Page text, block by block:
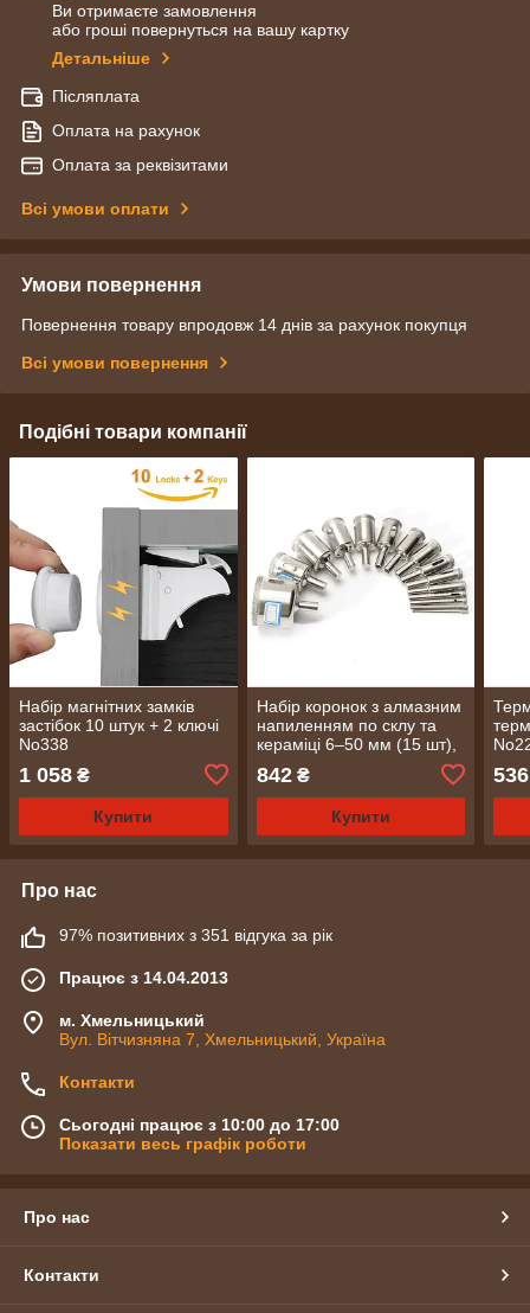
Ви отримаєте замовлення
або гроші повернуться на вашу картку
Детальніше
Післяплата
Оплата на рахунок
Оплата за реквізитами
Всі умови оплати
Умови повернення
Повернення товару впродовж 14 днів за рахунок покупця
Всі умови повернення
Подібні товари компанії
Набір магнітних замків
застібок 10 штук + 2 ключі
No338
1 058 ₴
Купити
Набір коронок з алмазним
напиленням по склу та
кераміці 6–50 мм (15 шт),
керамограніту (1006)
842₴
Купити
536
Про нас
97% позитивних з 351 відгука за рік
Працює з 14.04.2013
м. Хмельницький
Вул. Вітчизняна 7, Хмельницький, Україна
Контакти
Сьогодні працює з 10:00 до 17:00
Показати весь графік роботи
Про нас
Контакти